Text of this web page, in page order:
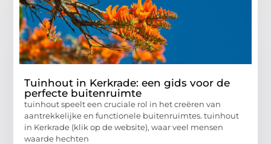
Tuinhout in Kerkrade: een gids voor de
perfecte buitenruimte
tuinhout speelt een cruciale rol in het creëren van
aantrekkelijke en functionele buitenruimtes. tuinhout
in Kerkrade (klik op de website), waar veel mensen
waarde hechten